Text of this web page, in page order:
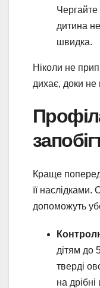
Чергайте
дитина
швидка.
Ніколи не
дихає, доки не
Краще
її наслідками.
допоможуть
дітям до
тверді
на